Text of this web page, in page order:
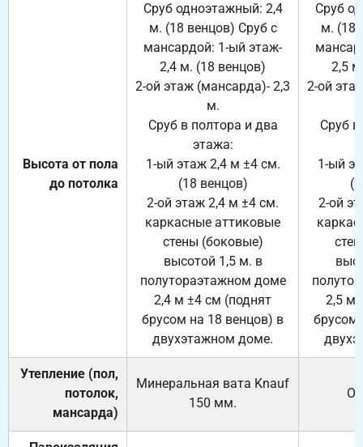
Высота от пола
до потолка
Сруб одноэтажный: 2,4
м. (18 венцов) Сруб с
мансардой: 1-ый этаж-
2,4 м. (18 венцов)
2-ой этаж (мансарда)- 2,3
м.
Сруб в полтора и два
этажа:
1-ый этаж 2,4 м ±4 см.
(18 венцов)
2-ой этаж 2,4 м ±4 см.
каркасные аттиковые
стены (боковые)
высотой 1,5 м. в
полутораэтажном доме
2,4 м ±4 см (поднят
брусом на 18 венцов) в
двухэтажном доме.
Сруб
м. (18
2,5
2-ой
Сруб
1-ый
2-ой
2,5 м
брусом
Утепление (пол,
потолок,
мансарда)
Минеральная вата Knauf
150 мм.